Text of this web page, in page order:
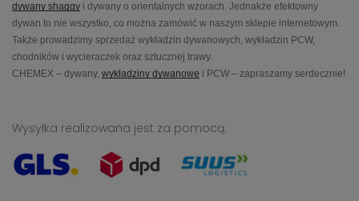
dywany shaggy i dywany o orientalnych wzorach. Jednakże efektowny
dywan to nie wszystko, co można zamówić w naszym sklepie internetowym.
Także prowadzimy sprzedaż wykładzin dywanowych, wykładzin PCW,
chodników i wycieraczek oraz sztucznej trawy.
CHEMEX – dywany, wykładziny dywanowe i PCW – zapraszamy serdecznie!
Wysyłka realizowana jest za pomocą: